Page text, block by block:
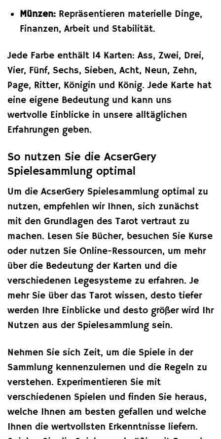
Münzen:Repräsentieren materielle Dinge,
Finanzen, Arbeit und Stabilität.
Jede Farbe enthält 14 Karten: Ass, Zwei, Drei,
Vier, Fünf, Sechs, Sieben, Acht, Neun, Zehn,
Page, Ritter, Königin und König. Jede Karte hat
eine eigene Bedeutung und kann uns
wertvolle Einblicke in unsere alltäglichen
Erfahrungen geben.
So nutzen Sie die AcserGery
Spielesammlung optimal
Um die AcserGery Spielesammlung optimal zu
nutzen, empfehlen wir Ihnen, sich zunächst
mit den Grundlagen des Tarot vertraut zu
machen. Lesen Sie Bücher, besuchen Sie Kurse
oder nutzen Sie Online-Ressourcen, um mehr
über die Bedeutung der Karten und die
verschiedenen Legesysteme zu erfahren. Je
mehr Sie über das Tarot wissen, desto tiefer
werden Ihre Einblicke und desto größer wird Ihr
Nutzen aus der Spielesammlung sein.
Nehmen Sie sich Zeit, um die Spiele in der
Sammlung kennenzulernen und die Regeln zu
verstehen. Experimentieren Sie mit
verschiedenen Spielen und finden Sie heraus,
welche Ihnen am besten gefallen und welche
Ihnen die wertvollsten Erkenntnisse liefern.